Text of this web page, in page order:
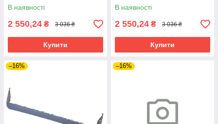
В наявності
2 550,24 ₴ 3 036 ₴
Купити
В наявності
2 550,24 ₴ 3 036 ₴
Купити
–16% –16%